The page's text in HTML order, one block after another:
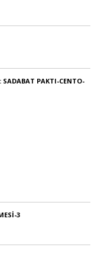
PAKTI-CENTO-
3